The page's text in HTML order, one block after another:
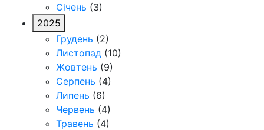
Січень (3)
2025
Грудень (2)
Листопад (10)
Жовтень (9)
Серпень (4)
Липень (6)
Червень (4)
Травень (4)